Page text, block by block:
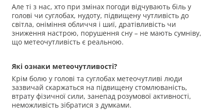
Але ті з нас, хто при змінах погоди відчувають біль у
голові чи суглобах, нудоту, підвищену чутливість до
світла, оніміння обличчя і шиї, дратівливість чи
зниження настрою, порушення сну – не мають сумніву,
що метеочутливість є реальною.
Які ознаки метеочутливості?
Крім болю у голові та суглобах метеочутливі люди
зазвичай скаржаться на підвищену стомлюваність,
втрату фізичної сили, занепад розумової активності,
неможливість зібратися з думками.